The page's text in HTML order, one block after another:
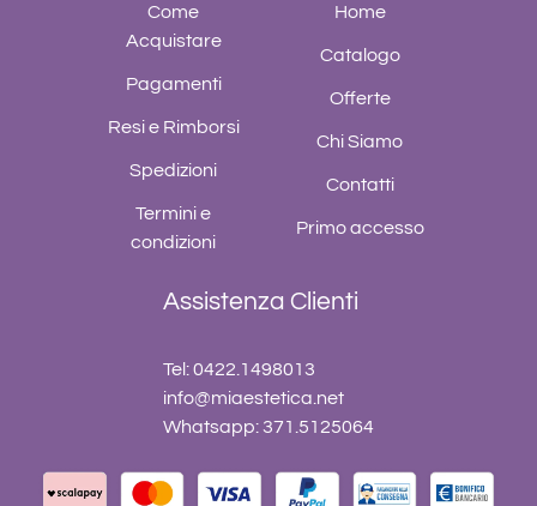
Come
Acquistare
Pagamenti
Resi e Rimborsi
Spedizioni
Termini e
condizioni
Home
Catalogo
Offerte
Chi Siamo
Contatti
Primo accesso
Assistenza Clienti
Tel: 0422.1498013
info@miaestetica.net
Whatsapp: 371.5125064